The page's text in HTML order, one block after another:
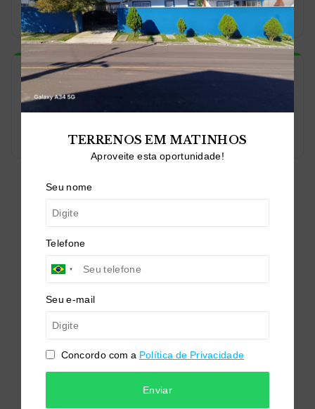
Simular agora
Simular agora
TERRENOS EM MATINHOS
Aproveite esta oportunidade!
Seu nome
Telefone
Seu e-mail
Concordo com a Política de Privacidade
Enviar